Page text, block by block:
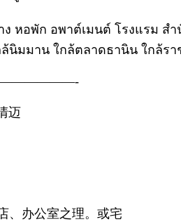
ง หอพัก อพาต์เมนต์ โรงแรม ส
ล้นิมมาน ใกล้ตลาดธานิน ใกล้ร
迈
、办公室之理。或宅